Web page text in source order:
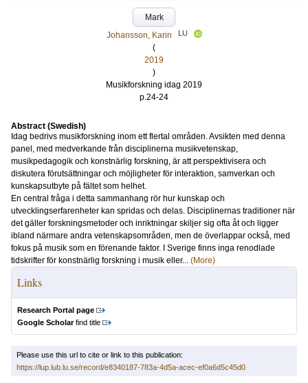
Mark
Johansson, Karin
LU
(
2019
)
Musikforskning idag 2019
p.24-24
Abstract (Swedish)
Idag bedrivs musikforskning inom ett flertal områden. Avsikten med denna
panel, med medverkande från disciplinerna musikvetenskap,
musikpedagogik och konstnärlig forskning, är att perspektivisera och
diskutera förutsättningar och möjligheter för interaktion, samverkan och
kunskapsutbyte på fältet som helhet.
En central fråga i detta sammanhang rör hur kunskap och
utvecklingserfarenheter kan spridas och delas. Disciplinernas traditioner när
det gäller forskningsmetoder och inriktningar skiljer sig ofta åt och ligger
ibland närmare andra vetenskapsområden, men de överlappar också, med
fokus på musik som en förenande faktor. I Sverige finns inga renodlade
tidskrifter för konstnärlig forskning i musik eller... (More)
Links
Research Portal page
Google Scholarfind title
Please use this url to cite or link to this publication:
https://lup.lub.lu.se/record/e8340187-783a-4d5a-acec-ef0a6d5c45d0